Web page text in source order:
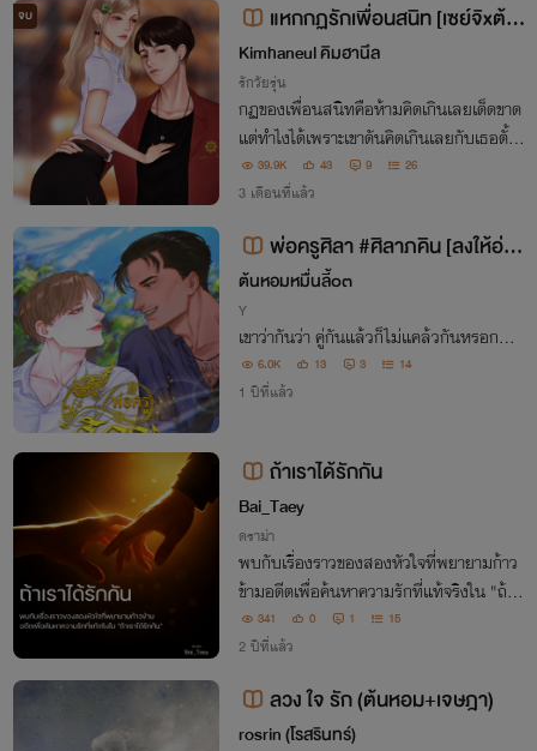
จบ
แหกกฏรักเพื่อนสนิท [เซย์จิxต้น
หอม] อ่านฟรีจนจบ
Kimhaneul คิมฮานึล
รักวัยรุ่น
กฏของเพื่อนสนิทคือห้ามคิดเกินเลยเด็ดขาด
แต่ทำไงได้เพราะเขาดันคิดเกินเลยกับเธอตั้ง
แต่ครั้งแรกที่เจอกันเสียแล้ว..
39.9K 43 9 26
3 เดือนที่แล้ว
พ่อครูศิลา #ศิลาภคิน [ลงให้อ่าน
เรื่อยๆ]
ต้นหอมหมื่นลี้๐๓
Y
เขาว่ากันว่า คู่กันแล้วก็ไม่แคล้วกันหรอก...
6.0K 13 3 14
1 ปีที่แล้ว
ถ้าเราได้รักกัน
Bai_Taey
ดราม่า
พบกับเรื่องราวของสองหัวใจที่พยายามก้าว
ข้ามอดีตเพื่อค้นหาความรักที่แท้จริงใน "ถ้าเ
ราได้รักกัน"
341 0 1 15
2 ปีที่แล้ว
ลวง ใจ รัก (ต้นหอม+เจษฎา)
rosrin (โรสรินทร์)